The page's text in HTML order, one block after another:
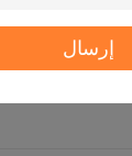
إرسال